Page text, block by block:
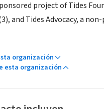
project of Tides
and Tides Advocacy, a
organización
esta organización